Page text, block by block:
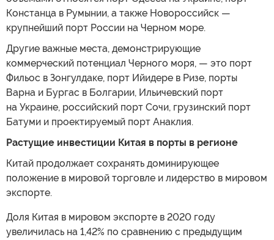
Констанца в Румынии, а также Новороссийск —
крупнейший порт России на Черном море.
Другие важные места, демонстрирующие
коммерческий потенциал Черного моря, — это порт
Фильос в Зонгулдаке, порт Ийидере в Ризе, порты
Варна и Бургас в Болгарии, Ильичевский порт
на Украине, российский порт Сочи, грузинский порт
Батуми и проектируемый порт Анаклия.
Растущие инвестиции Китая в порты в регионе
Китай продолжает сохранять доминирующее
положение в мировой торговле и лидерство в мировом
экспорте.
Доля Китая в мировом экспорте в 2020 году
увеличилась на 1,42% по сравнению с предыдущим